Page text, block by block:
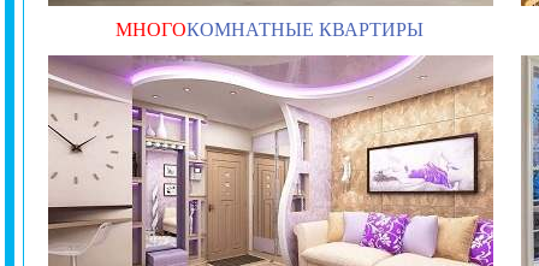
МНОГОКОМНАТНЫЕ КВАРТИРЫ